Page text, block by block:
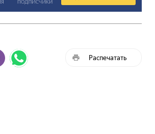
Распечатать